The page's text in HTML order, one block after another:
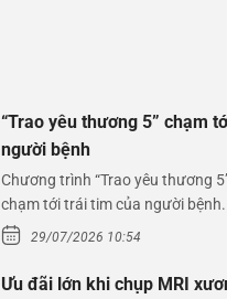
“Trao yêu thương 5” chạm
người bệnh
Chương trình “Trao yêu thương
chạm tới trái tim của người
lên,…29/07/2026 10:54
Ưu đãi lớn khi chụp MRI